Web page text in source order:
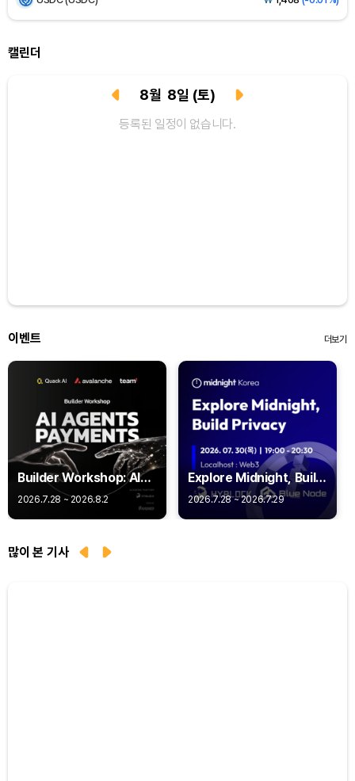
캘린더
8월 8일 (토)
등록된 일정이 없습니다.
이벤트 더보기
Builder Workshop: AI
Agent Payments -
2026.7.28 ~ 2026.8.2
Explore Midnight, Build
Privacy
2026.7.28 ~ 2026.7.29
많이 본 기사